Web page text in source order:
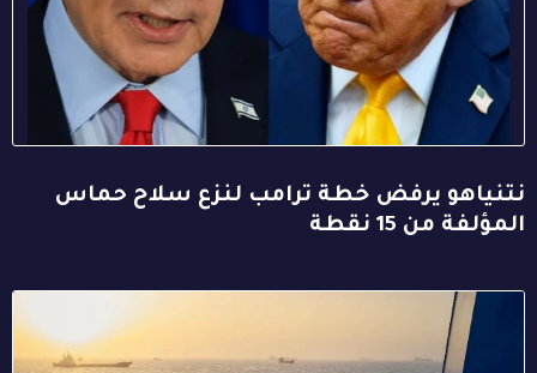
نتنياهو يرفض خطة ترامب لنزع سلاح حماس
المؤلفة من 15 نقطة